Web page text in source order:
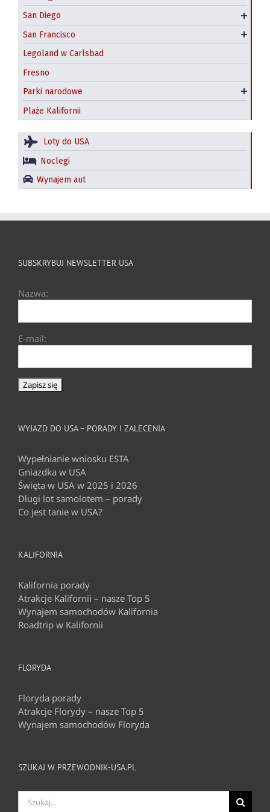
San Diego
Hostele w San Diego
San Francisco
Hotele w San Francisco
Hostel
Legoland w Carlsbad
Fresno
Parki narodowe
Park narodowy Yosemite
Redwood National and State Parks
Plaże Kalifornii
Loty do USA
Noclegi
Wynajem aut
SUBSKRYBUJ NEWSLETTER USA
Nazwa:
E-mail:
WYJAZD DO USA – PORADY I ZALECENIA
Wypełnianie wniosku ESTA
Gniazdka w USA
Święta w USA w 2025 i 2026
Długi lot samolotem – porady
Co jest tanie w USA?
KALIFORNIA
Kalifornia porady
Atrakcje Kalifornii – nasze Top 5
Wynajem samochodów Kalifornia
Roadtrip w Kalifornii
FLORYDA
Floryda porady
Atrakcje Florydy – nasze Top 5
Wynajem samochodów Floryda
SZUKAJ W PRZEWODNIK-USA.PL
Szukaj